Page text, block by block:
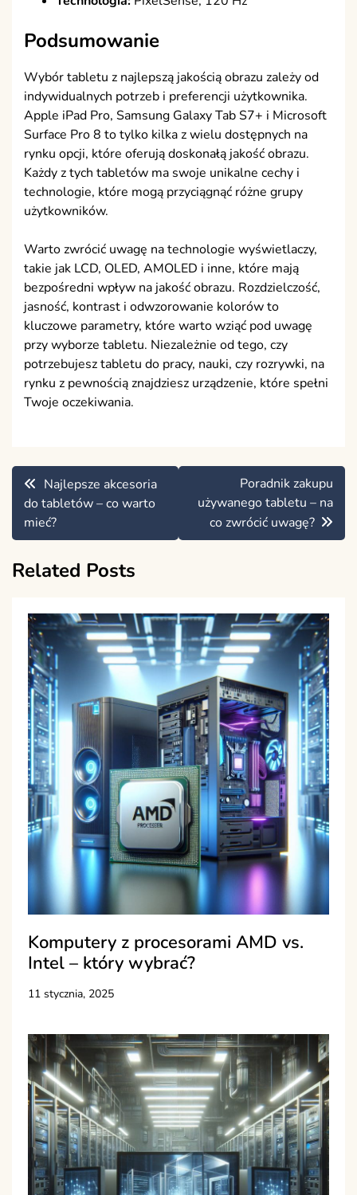
Podsumowanie
Wybór tabletu z najlepszą jakością obrazu zależy od
indywidualnych potrzeb i preferencji użytkownika.
Apple iPad Pro, Samsung Galaxy Tab S7+ i Microsoft
Surface Pro 8 to tylko kilka z wielu dostępnych na
rynku opcji, które oferują doskonałą jakość obrazu.
Każdy z tych tabletów ma swoje unikalne cechy i
technologie, które mogą przyciągnąć różne grupy
użytkowników.
Warto zwrócić uwagę na technologie wyświetlaczy,
takie jak LCD, OLED, AMOLED i inne, które mają
bezpośredni wpływ na jakość obrazu. Rozdzielczość,
jasność, kontrast i odwzorowanie kolorów to
kluczowe parametry, które warto wziąć pod uwagę
przy wyborze tabletu. Niezależnie od tego, czy
potrzebujesz tabletu do pracy, nauki, czy rozrywki, na
rynku z pewnością znajdziesz urządzenie, które spełni
Twoje oczekiwania.
Nawigacja
wpisu
Najlepsze akcesoria
do tabletów – co warto
mieć?
Poradnik zakupu
używanego tabletu – na
co zwrócić uwagę?
Related Posts
Komputery z procesorami AMD vs.
Intel – który wybrać?
11 stycznia, 2025